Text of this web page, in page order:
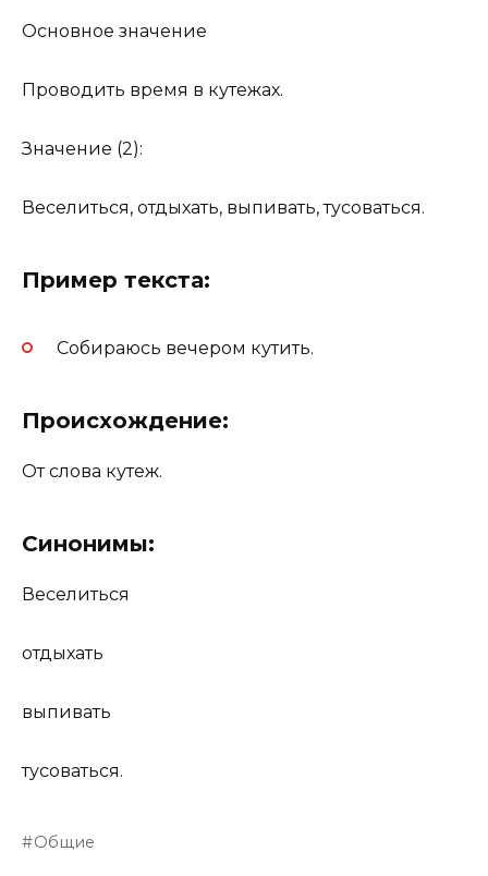
Основное значение
Проводить время в кутежах.
Значение (2):
Веселиться, отдыхать, выпивать, тусоваться.
Пример текста:
Собираюсь вечером кутить.
Происхождение:
От слова кутеж.
Синонимы:
Веселиться
отдыхать
выпивать
тусоваться.
Общие